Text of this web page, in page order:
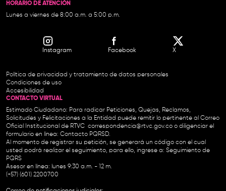
HORARIO DE ATENCIÓN
Lunes a viernes de 8:00 a.m. a 5:00 p.m.
Instagram Facebook X
Política de privacidad y tratamiento de datos personales
Condiciones de uso
Accesibilidad
CONTACTO VIRTUAL
Estimado Ciudadano: Para radicar Peticiones, Quejas, Reclamos,
Solicitudes y Felicitaciones a la Entidad puede remitir lo pertinente al Correo
Oficial Institucional de RTVC correspondencia@rtvc.gov.co o diligenciar el
formulario en línea: Contacto PQRSD.
Al momento de registrar su petición, se generará un código con el cual
usted podrá realizar el seguimiento, para ello, ingrese a: Seguimiento de
PQRS
Asesor en línea: lunes 9:30 a.m. - 12 m.
(+57) (601) 2200700